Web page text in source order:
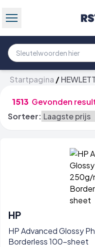
Startpagina /
1513 Gevonden
Sorteer:
HP
HP Advanced Glossy
Borderless 100-sheet